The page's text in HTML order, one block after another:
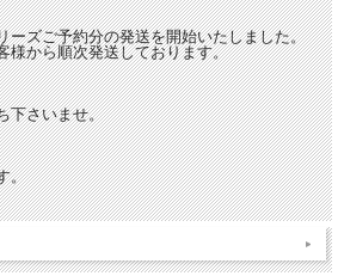
ーズご予約分の発送を開始いたしました。
様から順次発送しております。
下さいませ。
。